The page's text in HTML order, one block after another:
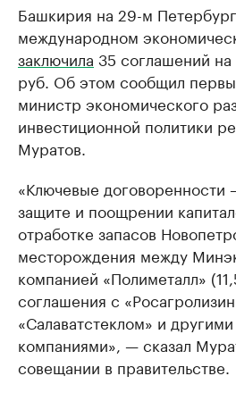
Башкирия на 29-м
международном
заключила 35 соглашений
руб. Об этом сообщил
министр экономического
инвестиционной политики
Муратов.
«Ключевые договоренности
защите и поощрении
отработке запасов
месторождения между
компанией «Полиметалл»
соглашения с
«Салаватстеклом» и
компаниями», — сказал
совещании в правительстве.